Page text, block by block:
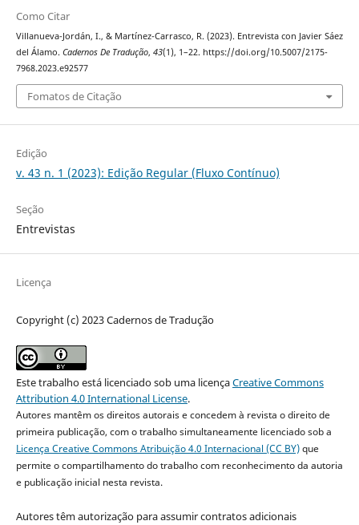
Como Citar
Villanueva-Jordán, I., & Martínez-Carrasco, R. (2023). Entrevista con Javier Sáez
del Álamo. Cadernos De Tradução, 43(1), 1–22. https://doi.org/10.5007/2175-
7968.2023.e92577
Fomatos de Citação
Edição
v. 43 n. 1 (2023): Edição Regular (Fluxo Contínuo)
Seção
Entrevistas
Licença
Copyright (c) 2023 Cadernos de Tradução
Este trabalho está licenciado sob uma licençaCreative Commons
Attribution 4.0 International License.
Autores mantêm os direitos autorais e concedem à revista o direito de
primeira publicação, com o trabalho simultaneamente licenciado sob a
Licença Creative Commons Atribuição 4.0 Internacional (CC BY)que
permite o compartilhamento do trabalho com reconhecimento da autoria
e publicação inicial nesta revista.
Autores têm autorização para assumir contratos adicionais